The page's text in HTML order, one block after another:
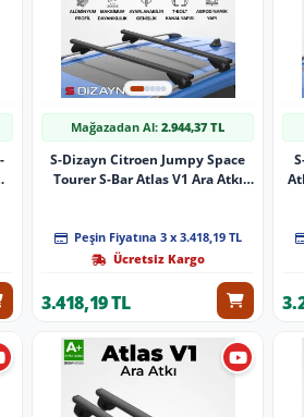
Mağazadan Al:2.944,37 TL
S-Dizayn Citroen Jumpy Space
Tourer S-Bar Atlas V1 Ara Atkı
Peşin Fiyatına 3 x 3.418,19 TL
Ücretsiz Kargo
3.418,19 TL